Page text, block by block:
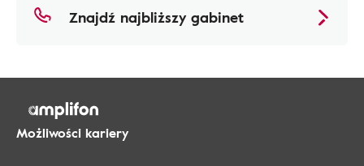
Znajdź najbliższy gabinet
Możliwości kariery